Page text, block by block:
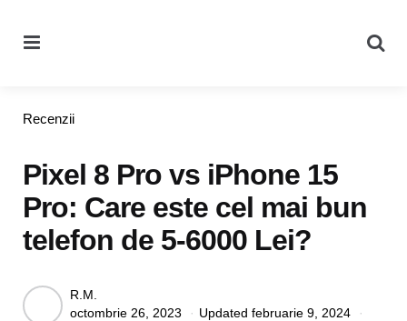
Categories
Recenzii
Pixel 8 Pro vs iPhone 15
Pro: Care este cel mai bun
telefon de 5-6000 Lei?
Posted
by
R.M.
octombrie 26, 2023
Updated februarie 9, 2024